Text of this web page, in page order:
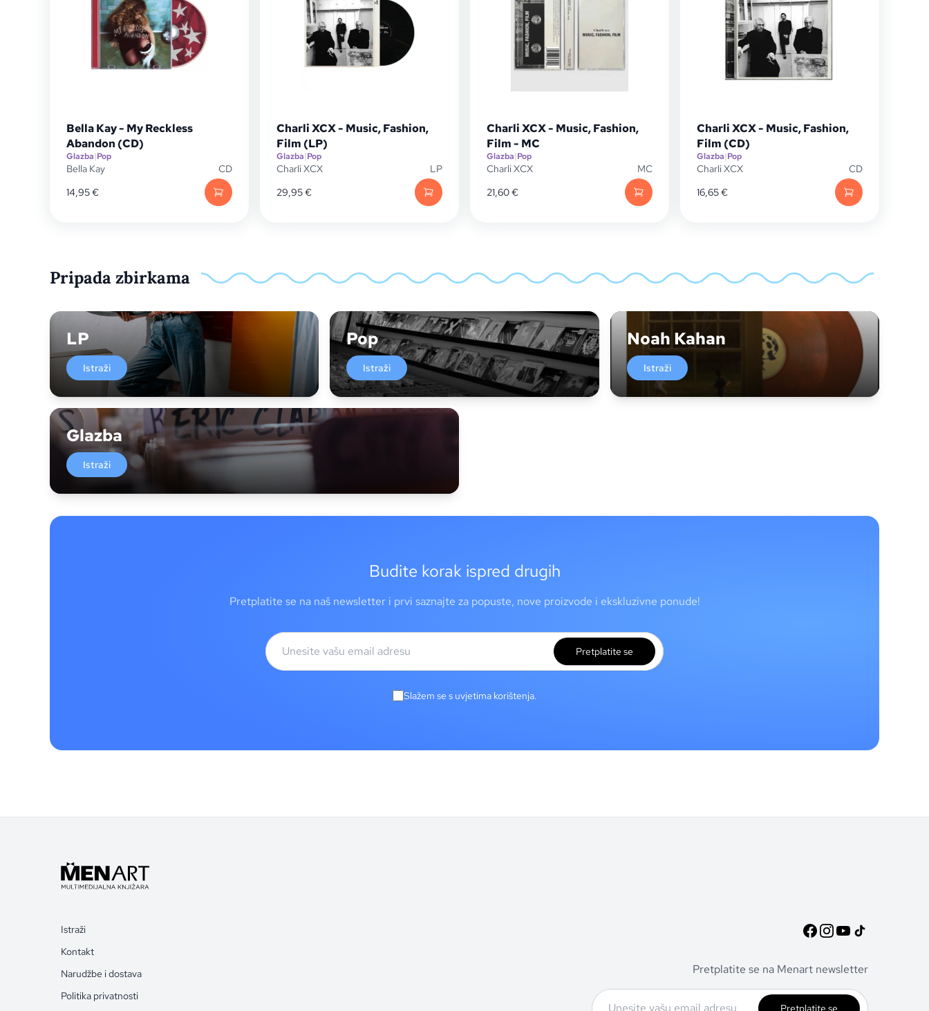
Bella Kay - My Reckless
Abandon (CD)
Glazba|Pop
Bella Kay
CD
14,95€
Charli XCX - Music, Fashion,
Film (LP)
Glazba|Pop
Charli XCX
LP
29,95€
Charli XCX - Music, Fashion,
Film - MC
Glazba|Pop
Charli XCX
MC
21,60€
Charli XCX - Music, Fashion,
Film (CD)
Glazba|Pop
Charli XCX
CD
16,65€
Pripada zbirkama
LP
Istraži
Pop
Istraži
Noah Kahan
Istraži
Glazba
Istraži
Budite korak ispred drugih
Pretplatite se na naš newsletter i prvi saznajte za popuste, nove proizvode i ekskluzivne ponude!
Pretplatite se
Slažem se s uvjetima korištenja.
Istraži
Kontakt
Narudžbe i dostava
Politika privatnosti
Pretplatite se na Menart newsletter
Pretplatite se